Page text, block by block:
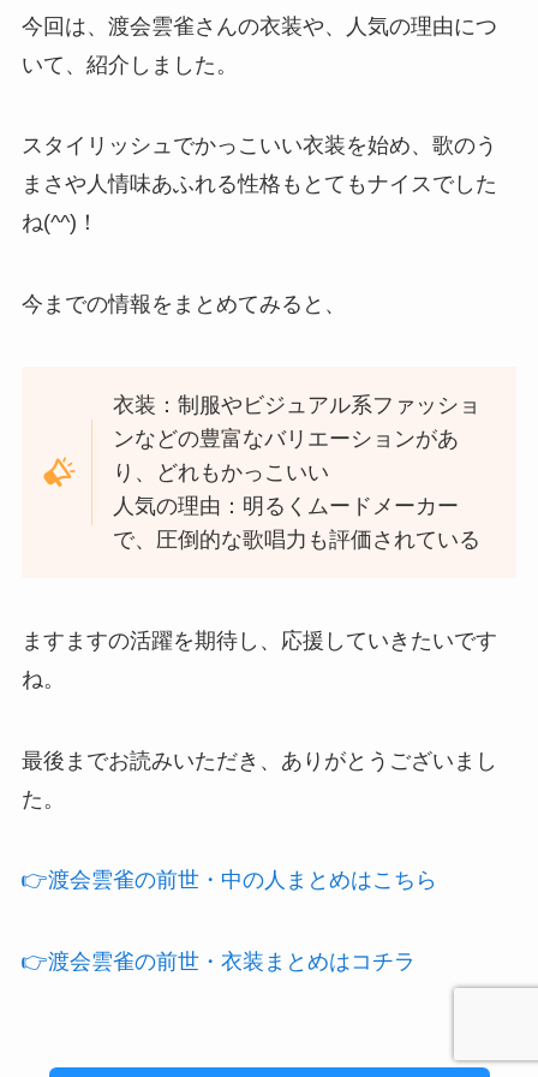
今回は、渡会雲雀さんの衣装や、人気の理由につ
いて、紹介しました。
スタイリッシュでかっこいい衣装を始め、歌のう
まさや人情味あふれる性格もとてもナイスでした
ね(^^)！
今までの情報をまとめてみると、
衣装：制服やビジュアル系ファッショ
ンなどの豊富なバリエーションがあ
り、どれもかっこいい
人気の理由：明るくムードメーカー
で、圧倒的な歌唱力も評価されている
ますますの活躍を期待し、応援していきたいです
ね。
最後までお読みいただき、ありがとうございまし
た。
👉渡会雲雀の前世・中の人まとめはこちら
👉️渡会雲雀の前世・衣装まとめはコチラ